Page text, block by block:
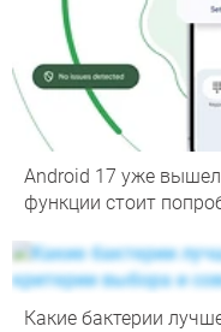
Android 17 уже
функции стоит
Какие бактерии